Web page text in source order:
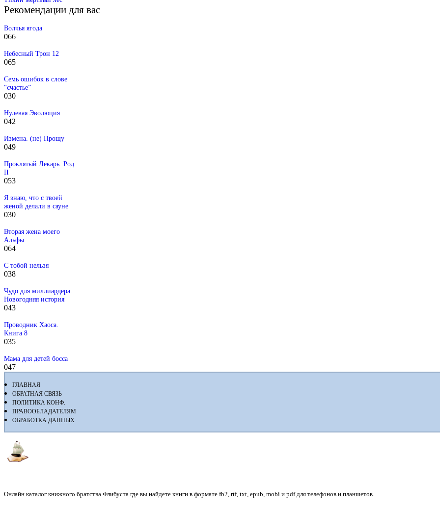
Рекомендации для вас
Волчья ягода
066
Небесный Трон 12
065
Семь ошибок в слове
“счастье”
030
Нулевая Эволюция
042
Измена. (не) Прощу
049
Проклятый Лекарь. Род
II
053
Я знаю, что с твоей
женой делали в сауне
030
Вторая жена моего
Альфы
064
С тобой нельзя
038
Чудо для миллиардера.
Новогодняя история
043
Проводник Хаоса.
Книга 8
035
Мама для детей босса
047
ГЛАВНАЯ
ОБРАТНАЯ СВЯЗЬ
ПОЛИТИКА КОНФ.
ПРАВООБЛАДАТЕЛЯМ
ОБРАБОТКА ДАННЫХ
Онлайн каталог книжного братства Флибуста где вы найдете книги в формате fb2, rtf, txt, epub, mobi и pdf для телефонов и планшетов.